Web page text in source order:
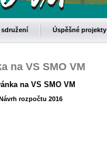
sdružení Úspěšné projekty
na VS SMO VM
na VS SMO VM
rozpočtu 2016